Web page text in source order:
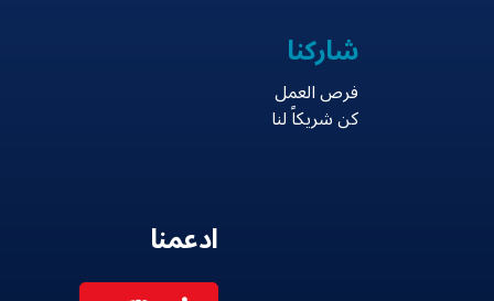
شاركنا
فرص العمل
كن شريكاً لنا
ادعمنا